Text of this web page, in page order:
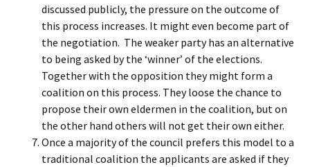
discussed publicly, the pressure on the outcome of
this process increases. It might even become part of
the negotiation. The weaker party has an alternative
to being asked by the ‘winner’ of the elections.
Together with the opposition they might form a
coalition on this process. They loose the chance to
propose their own eldermen in the coalition, but on
the other hand others will not get their own either.
Once a majority of the council prefers this model to a
traditional coalition the applicants are asked if they